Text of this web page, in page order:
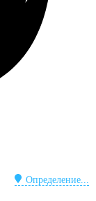
Определение...